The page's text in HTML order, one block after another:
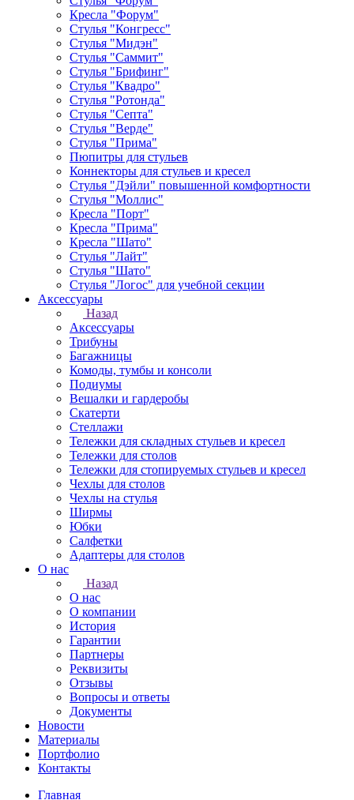
Кресла "Форум"
Стулья "Конгресс"
Стулья "Мидэн"
Стулья "Саммит"
Стулья "Брифинг"
Стулья "Квадро"
Стулья "Ротонда"
Стулья "Септа"
Стулья "Верде"
Стулья "Прима"
Пюпитры для стульев
Коннекторы для стульев и кресел
Стулья "Дэйли" повышенной комфортности
Стулья "Моллис"
Кресла "Порт"
Кресла "Прима"
Кресла "Шато"
Стулья "Лайт"
Стулья "Шато"
Стулья "Логос" для учебной секции
Аксессуары
Назад
Аксессуары
Трибуны
Багажницы
Комоды, тумбы и консоли
Подиумы
Вешалки и гардеробы
Скатерти
Стеллажи
Тележки для складных стульев и кресел
Тележки для столов
Тележки для стопируемых стульев и кресел
Чехлы для столов
Чехлы на стулья
Ширмы
Юбки
Салфетки
Адаптеры для столов
О нас
Назад
О нас
О компании
История
Гарантии
Партнеры
Реквизиты
Отзывы
Вопросы и ответы
Документы
Новости
Материалы
Портфолио
Контакты
Главная